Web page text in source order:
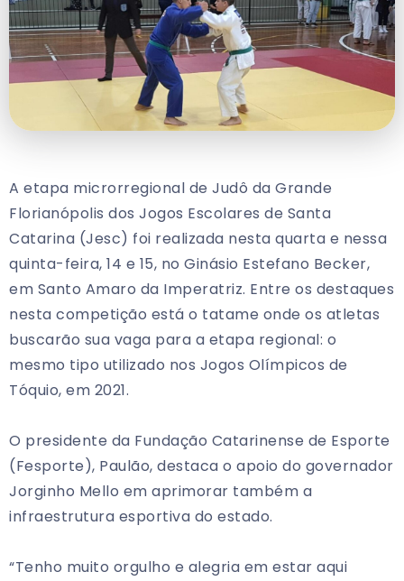
A etapa microrregional de Judô da Grande
Florianópolis dos Jogos Escolares de Santa
Catarina (Jesc) foi realizada nesta quarta e nessa
quinta-feira, 14 e 15, no Ginásio Estefano Becker,
em Santo Amaro da Imperatriz. Entre os destaques
nesta competição está o tatame onde os atletas
buscarão sua vaga para a etapa regional: o
mesmo tipo utilizado nos Jogos Olímpicos de
Tóquio, em 2021.
O presidente da Fundação Catarinense de Esporte
(Fesporte), Paulão, destaca o apoio do governador
Jorginho Mello em aprimorar também a
infraestrutura esportiva do estado.
“Tenho muito orgulho e alegria em estar aqui